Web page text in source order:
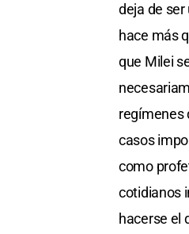
deja de
hace más
que Milei
regímenes
casos
como
cotidianos
hacerse el